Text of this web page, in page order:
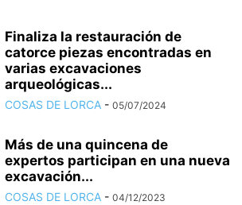
Finaliza la restauración de
catorce piezas encontradas en
varias excavaciones
arqueológicas...
COSAS DE LORCA - 05/07/2024
Más de una quincena de
expertos participan en una nueva
excavación...
COSAS DE LORCA - 04/12/2023